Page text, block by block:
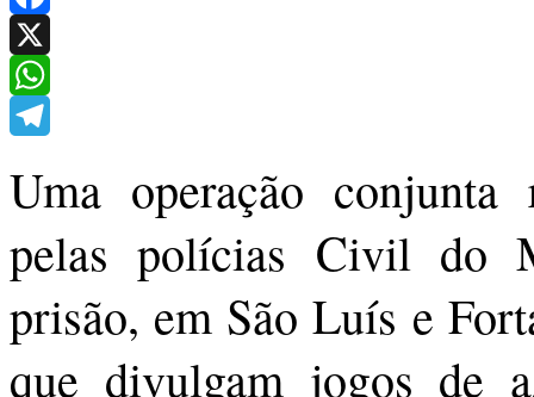
Facebook
X
WhatsApp
Uma operação conjunta
pelas polícias Civil do
prisão, em São Luís e
que divulgam jogos de